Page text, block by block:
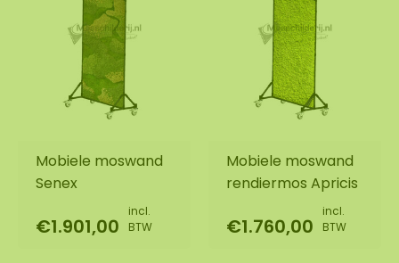
Mobiele moswand
Senex
€1.901,00
incl.
BTW
Mobiele moswand
rendiermos Apricis
€1.760,00
incl.
BTW